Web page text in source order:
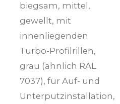
biegsam, mittel,
gewellt, mit
innenliegenden
Turbo-Profilrillen,
grau (ähnlich RAL
7037), für Auf- und
Unterputzinstallation,